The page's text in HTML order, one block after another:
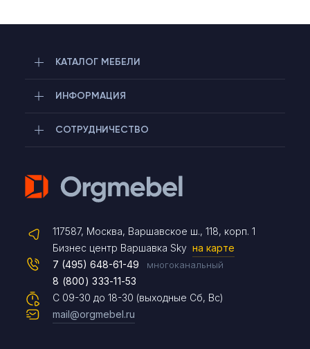
КАТАЛОГ МЕБЕЛИ
ИНФОРМАЦИЯ
СОТРУДНИЧЕСТВО
117587, Москва, Варшавское ш., 118, корп. 1
Бизнес центр Варшавка Sky на карте
С 09-30 до 18-30 (выходные Сб, Вс)
7 (495) 648-61-49 многоканальный
8 (800) 333-11-53
mail@orgmebel.ru
Telegram
Max
Чат на сайте